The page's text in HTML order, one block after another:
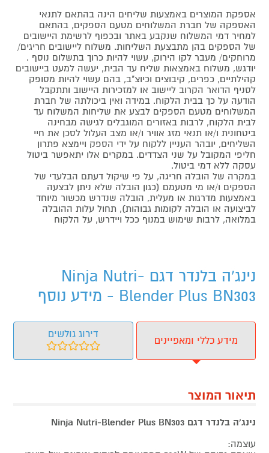
אספקת המוצרים באמצעות שליחים הינה בהתאם לתנאי
האספקה של חברת המשלוחים מטעם הספקים, בהתאם
למחיר דמי המשלוח שנקבע באתר ובכפוף לרשימת היישובים
של הספקים בהן מתבצעת השליחות. משלוח ליישובים חריגים/
מרוחקים/ מעבר לקו הירוק, עשוי להיות כרוך בתשלום נוסף .
יודגש, משלוח באמצאות שליח עד הבית, יעשה למעט ביישובים
קהילתיים, כפרים, קיבוצים וכיוצ"ב, בהם עשוי להיות מסופק
לסניף הדואר הקרוב ליישוב או למזכירות היישוב ותתקבל
הודעה על כך בבית הלקוח. במידה ואין ביכולתה של חברת
המשלוחים מטעם הספקים לבצע את שליחות המשלוח עד
לבית הלקוח, לרבות באזורים המוגבלים לגישה מבחינה
ביטחונית ו/או תנאי מזג אוויר ו/או מצב העלול לסכן את חיי
השליחים, יובהר העניין ללקוח על ידי הספק ויימצא פתרון
חליפי המקובל על שני הצדדים. במקרים אלו יתאפשר ביטול
עסקה ללא דמי ביטול.
במקרה של הובלה חריגה, על פי שיקול דעתם הבלעדי של
הספקים ו/או מי מטעמם (כגון הובלה שלא ניתן לבצעה
באמצעות מדרגות או מעלית, הובלה שנדרש מכשור מיוחד
לביצועה או הובלה לקומות גבוהות), תחול עלות ההובלה
במלואה, לרבות שימוש במנוף ככל ויידרש, על הלקוח
נינג'ה בלנדר דגם Ninja Nutri-
Blender Plus BN303 - מידע נוסף
מידע כללי ומאפיינים
דירוג גולשים
תיאור המוצר
נינג'ה בלנדר דגם Ninja Nutri-Blender Plus BN303
עוצמה: